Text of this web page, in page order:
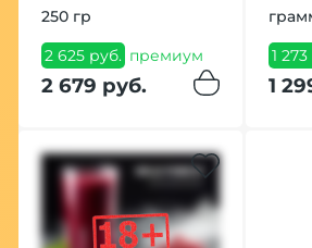
250 гр
2 625 руб. премиум
2 679 руб.
1
1